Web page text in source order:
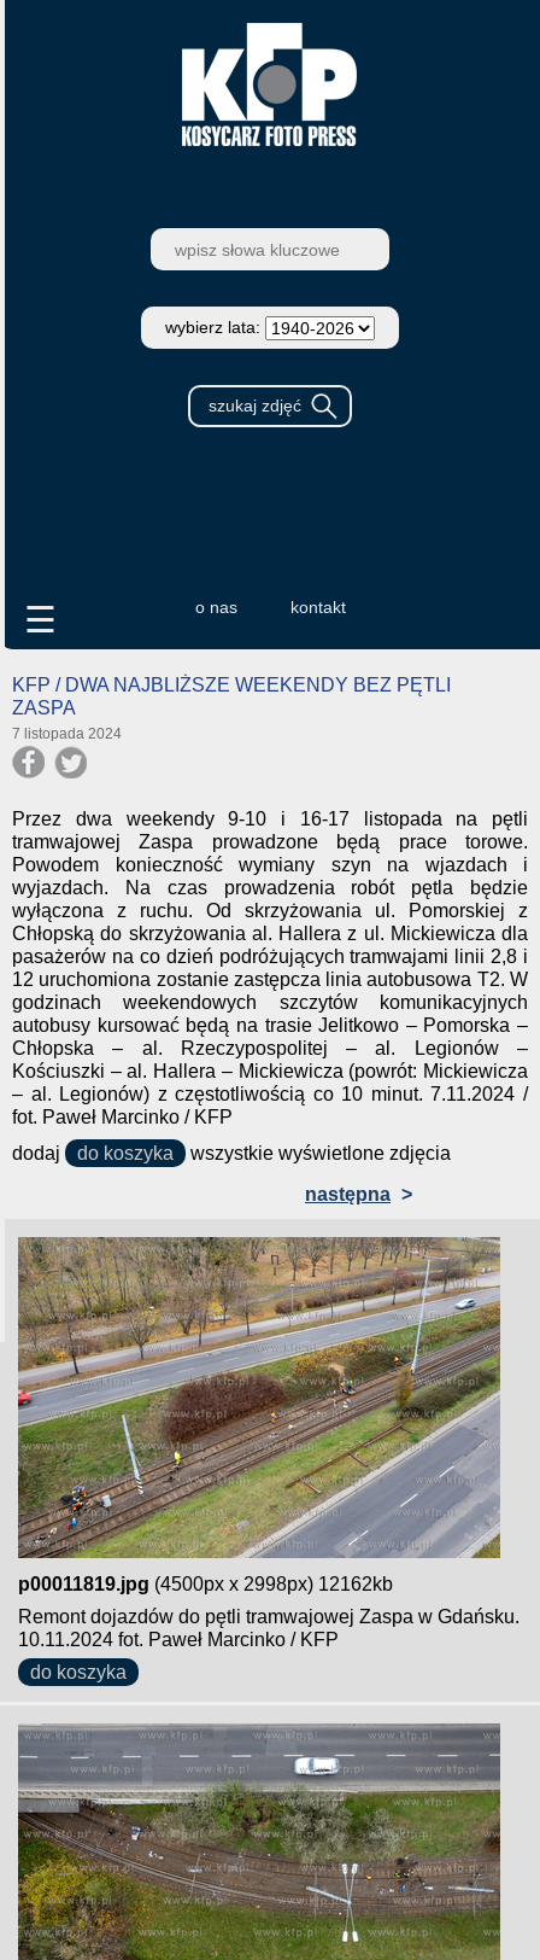
wybierz lata:
o nas kontakt
☰
KFP / DWA NAJBLIŻSZE WEEKENDY BEZ PĘTLI
ZASPA
7 listopada 2024
Przez dwa weekendy 9-10 i 16-17 listopada na pętli
tramwajowej Zaspa prowadzone będą prace torowe.
Powodem konieczność wymiany szyn na wjazdach i
wyjazdach. Na czas prowadzenia robót pętla będzie
wyłączona z ruchu. Od skrzyżowania ul. Pomorskiej z
Chłopską do skrzyżowania al. Hallera z ul. Mickiewicza dla
pasażerów na co dzień podróżujących tramwajami linii 2,8 i
12 uruchomiona zostanie zastępcza linia autobusowa T2. W
godzinach weekendowych szczytów komunikacyjnych
autobusy kursować będą na trasie Jelitkowo – Pomorska –
Chłopska – al. Rzeczypospolitej – al. Legionów –
Kościuszki – al. Hallera – Mickiewicza (powrót: Mickiewicza
– al. Legionów) z częstotliwością co 10 minut. 7.11.2024 /
fot. Paweł Marcinko / KFP
dodaj
do koszyka
wszystkie wyświetlone zdjęcia
następna >
p00011819.jpg (4500px x 2998px) 12162kb
Remont dojazdów do pętli tramwajowej Zaspa w Gdańsku.
10.11.2024 fot. Paweł Marcinko / KFP
do koszyka